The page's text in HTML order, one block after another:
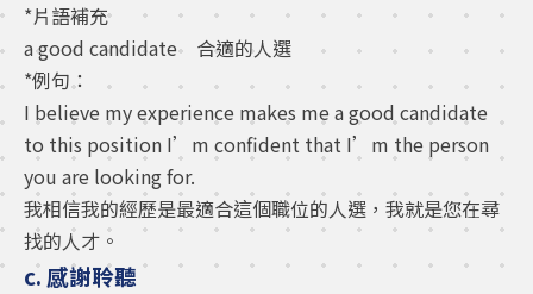
*片語補充
a good candidate 合適的人選
*例句：
I believe my experience makes me a good candidate
to this position I’m confident that I’m the person
you are looking for.
我相信我的經歷是最適合這個職位的人選，我就是您在尋
找的人才。
c. 感謝聆聽